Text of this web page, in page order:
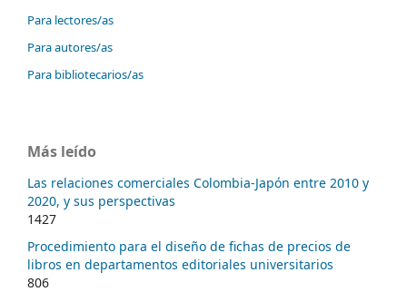
Para lectores/as
Para autores/as
Para bibliotecarios/as
Más leído
Las relaciones comerciales Colombia-Japón entre 2010 y
2020, y sus perspectivas
1427
Procedimiento para el diseño de fichas de precios de
libros en departamentos editoriales universitarios
806